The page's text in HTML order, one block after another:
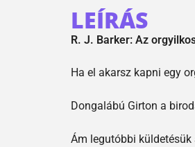
LEÍRÁS
R. J. Barker: Az
Ha el akarsz kapni egy
Dongalábú Girton a
Ám legutóbbi